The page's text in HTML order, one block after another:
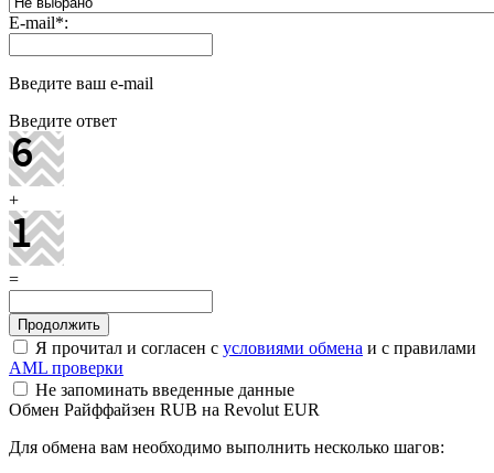
E-mail*:
Введите ваш e-mail
Введите ответ
+
=
Я прочитал и согласен с условиями обмена и с правилами
AML проверки
Не запоминать введенные данные
Обмен Райффайзен RUB на Revolut EUR
Для обмена вам необходимо выполнить несколько шагов: